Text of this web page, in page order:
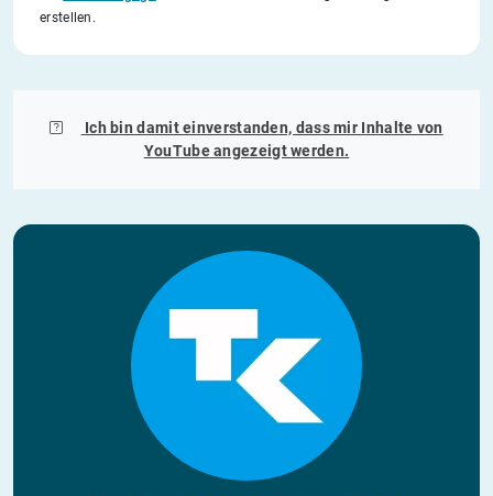
erstellen.
Ich bin damit einverstanden, dass mir Inhalte von
YouTubeangezeigt werden.